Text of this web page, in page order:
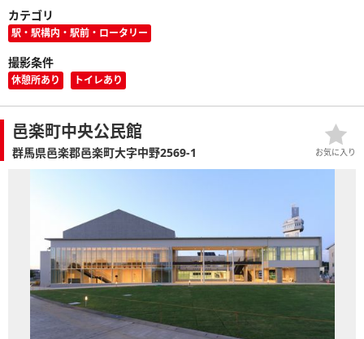
カテゴリ
駅・駅構内・駅前・ロータリー
撮影条件
休憩所あり トイレあり
邑楽町中央公民館
群馬県邑楽郡邑楽町大字中野2569-1 お気に入り